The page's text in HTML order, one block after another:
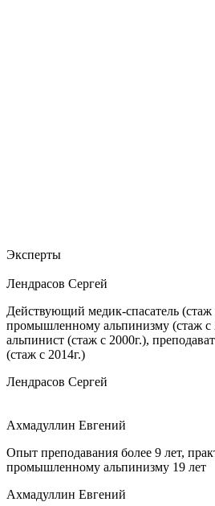
Эксперты
Лендрасов Сергей
Действующий медик-спасатель (стаж
промышленному альпинизму (стаж
альпинист (стаж с 2000г.),
(стаж с 2014г.)
Лендрасов Сергей
Ахмадуллин Евгений
Опыт преподавания более 9 лет,
промышленному альпинизму 19 лет
Ахмадуллин Евгений